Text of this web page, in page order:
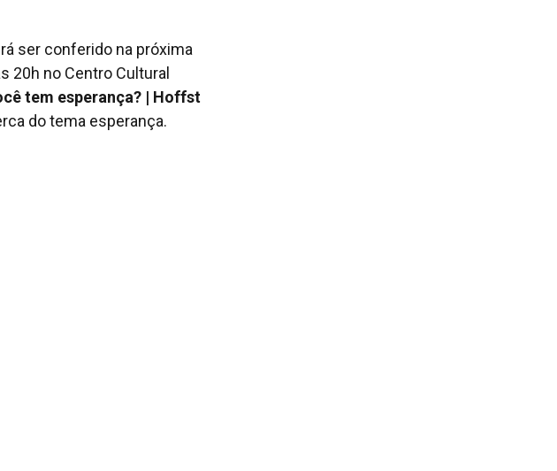
ser conferido na próxima
20h no Centro Cultural
tem esperança? | Hoffst
do tema esperança.